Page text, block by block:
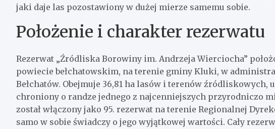
jaki daje las pozostawiony w dużej mierze samemu sobie.
Położenie i charakter rezerwatu
Rezerwat „Źródliska Borowiny im. Andrzeja Wierciocha”
powiecie bełchatowskim, na terenie gminy Kluki, w
Bełchatów. Obejmuje 36,81 ha lasów i terenów
chroniony o randze jednego z najcenniejszych przyrodniczo
został włączony jako 95. rezerwat na terenie Regionalnej
samo w sobie świadczy o jego wyjątkowej wartości. Cały